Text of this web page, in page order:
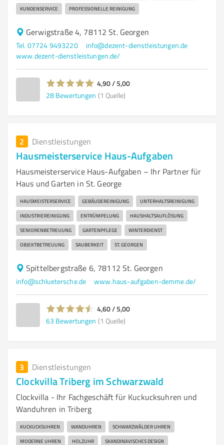
KUNDENSERVICE PROFESSIONELLE REINIGUNG
Gerwigstraße 4, 78112 St. Georgen
Tel. 07724 9493220
info@dezent-dienstleistungen.de
www.dezent-dienstleistungen.de/
4,90 / 5,00
28 Bewertungen (1 Quelle)
2 Dienstleistungen
Hausmeisterservice Haus-Aufgaben
Hausmeisterservice Haus-Aufgaben – Ihr Partner für
Haus und Garten in St. George
HAUSMEISTERSERVICE GEBÄUDEREINIGUNG UNTERHALTSREINIGUNG
INDUSTRIEREINIGUNG ENTRÜMPELUNG HAUSHALTSAUFLÖSUNG
SENIORENBETREUUNG GARTENPFLEGE WINTERDIENST
OBJEKTBETREUUNG SAUBERKEIT ST. GEORGEN
Spittelbergstraße 6, 78112 St. Georgen
info@schluetersche.de www.haus-aufgaben-demme.de/
4,60 / 5,00
63 Bewertungen (1 Quelle)
3 Dienstleistungen
Clockvilla Triberg im Schwarzwald
Clockvilla - Ihr Fachgeschäft für Kuckucksuhren und
Wanduhren in Triberg
KUCKUCKSUHREN WANDUHREN SCHWARZWÄLDER UHREN
MODERNE UHREN HOLZUHR SKANDINAVISCHES DESIGN